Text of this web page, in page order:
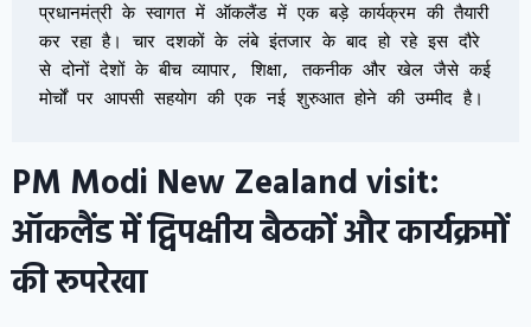
प्रधानमंत्री के स्वागत में ऑकलैंड में एक बड़े कार्यक्रम की तैयारी
कर रहा है। चार दशकों के लंबे इंतजार के बाद हो रहे इस दौरे
से दोनों देशों के बीच व्यापार, शिक्षा, तकनीक और खेल जैसे कई
मोर्चों पर आपसी सहयोग की एक नई शुरुआत होने की उम्मीद है।
PM Modi New Zealand visit:
ऑकलैंड में द्विपक्षीय बैठकों और कार्यक्रमों
की रूपरेखा